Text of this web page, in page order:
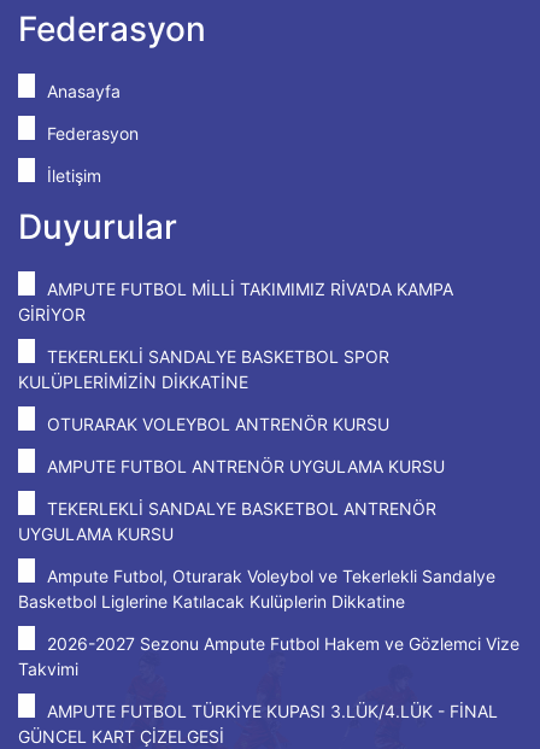
Federasyon
Anasayfa
Federasyon
İletişim
Duyurular
AMPUTE FUTBOL MİLLİ TAKIMIMIZ RİVA'DA KAMPA
GİRİYOR
TEKERLEKLİ SANDALYE BASKETBOL SPOR
KULÜPLERİMİZİN DİKKATİNE
OTURARAK VOLEYBOL ANTRENÖR KURSU
AMPUTE FUTBOL ANTRENÖR UYGULAMA KURSU
TEKERLEKLİ SANDALYE BASKETBOL ANTRENÖR
UYGULAMA KURSU
Ampute Futbol, Oturarak Voleybol ve Tekerlekli Sandalye
Basketbol Liglerine Katılacak Kulüplerin Dikkatine
2026-2027 Sezonu Ampute Futbol Hakem ve Gözlemci Vize
Takvimi
AMPUTE FUTBOL TÜRKİYE KUPASI 3.LÜK/4.LÜK - FİNAL
GÜNCEL KART ÇİZELGESİ